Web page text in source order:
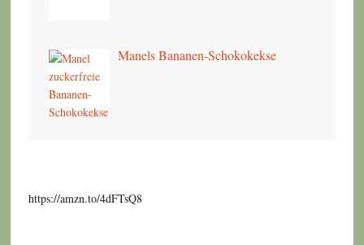
Manels Bananen-Schokokekse
https://amzn.to/4dFTsQ8